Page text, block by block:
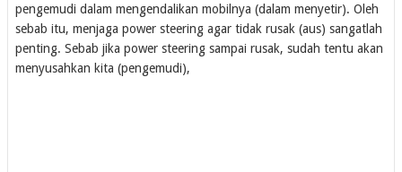
pengemudi dalam mengendalikan mobilnya (dalam menyetir). Oleh
sebab itu, menjaga power steering agar tidak rusak (aus) sangatlah
penting. Sebab jika power steering sampai rusak, sudah tentu akan
menyusahkan kita (pengemudi),